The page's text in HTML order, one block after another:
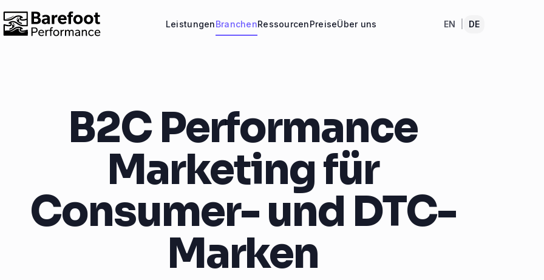
LeistungenBranchenRessourcenPreiseÜber uns EN DE
B2C Performance
Marketing für
Consumer- und DTC-
Marken